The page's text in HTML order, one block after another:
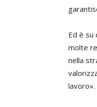
Ed è su
molte
nella
lavoro».